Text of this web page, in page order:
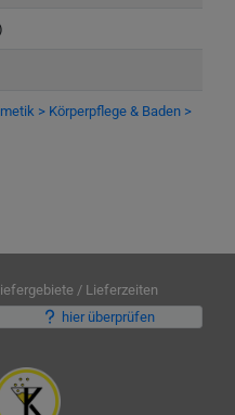
> Körperpflege & Baden >
/ Lieferzeiten
hier überprüfen